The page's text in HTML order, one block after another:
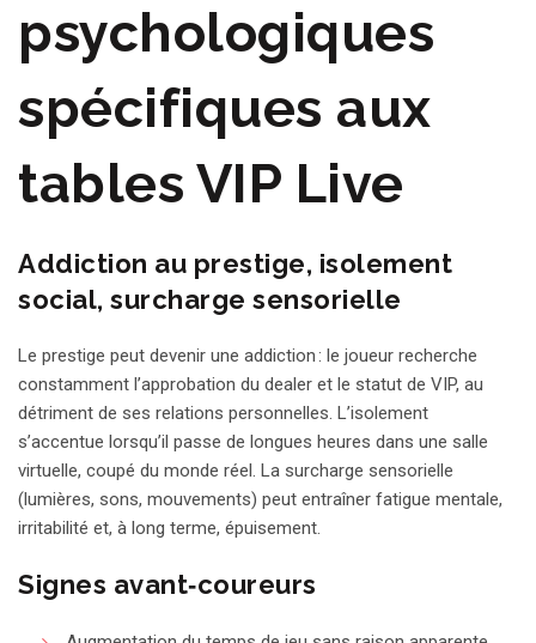
psychologiques
spécifiques aux
tables VIP Live
Addiction au prestige, isolement
social, surcharge sensorielle
Le prestige peut devenir une addiction : le joueur recherche
constamment l’approbation du dealer et le statut de VIP, au
détriment de ses relations personnelles. L’isolement
s’accentue lorsqu’il passe de longues heures dans une salle
virtuelle, coupé du monde réel. La surcharge sensorielle
(lumières, sons, mouvements) peut entraîner fatigue mentale,
irritabilité et, à long terme, épuisement.
Signes avant‑coureurs